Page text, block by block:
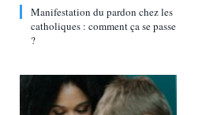
Manifestation du pardon chez les
catholiques : comment ça se passe
?